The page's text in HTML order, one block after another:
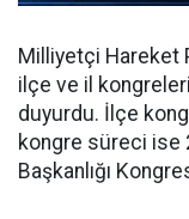
Milliyetçi Hareket
ilçe ve il
duyurdu. İlçe
kongre süreci ise
Başkanlığı